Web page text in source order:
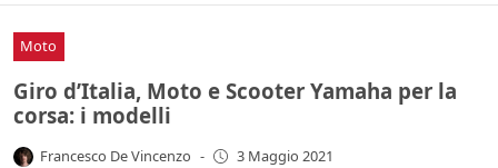
Moto
Giro d’Italia, Moto e Scooter Yamaha per la
corsa: i modelli
Francesco De Vincenzo - 3 Maggio 2021